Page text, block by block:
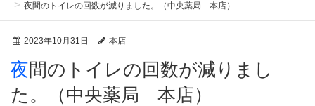
夜間のトイレの回数が減りました。（中央薬局 本店）
2023年10月31日 本店
夜間のトイレの回数が減りまし
た。（中央薬局 本店）